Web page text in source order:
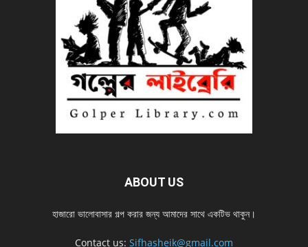
ABOUT US
হাজারো ভালোবাসার গল্প করার জন্য আমাদের সাথে একটিভ থাকুন।
Contact us: Sifhasheik@gmail.com